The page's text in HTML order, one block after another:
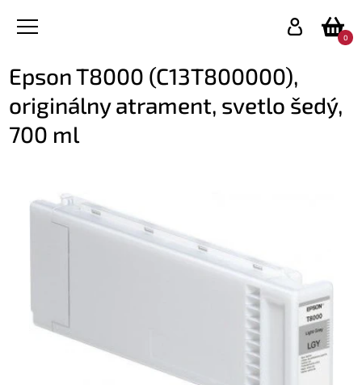
0
Epson T8000 (C13T800000),
originálny atrament, svetlo šedý,
700 ml